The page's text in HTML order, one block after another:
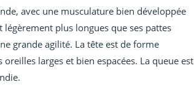
avec une musculature bien développée
plus longues que ses pattes
grande agilité. La tête est de forme
larges et bien espacées. La queue est